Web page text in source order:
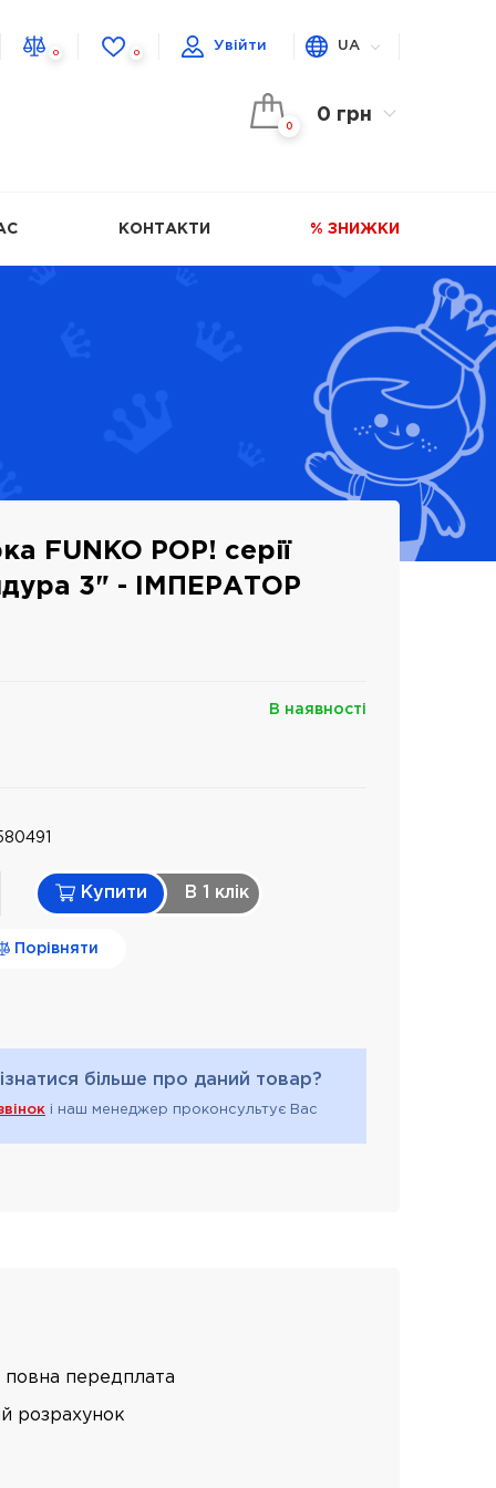
0 0
Увійти UA
0
0 грн
КОНТАКТИ % ЗНИЖКИ
FUNKO POP! серії
3" - ІМПЕРАТОР
В наявності
Купити В 1 клiк
Порівняти
більше про даний товар?
і наш менеджер проконсультує Вас
передплата
розрахунок